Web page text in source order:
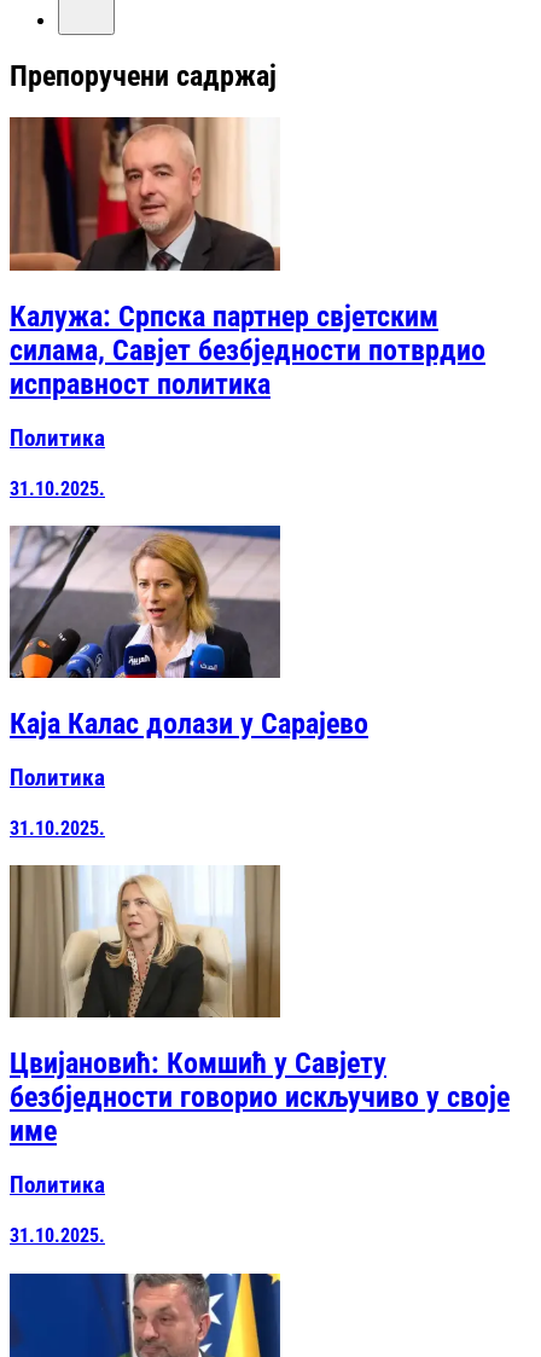
Препоручени садржај
Калужа: Српска партнер свјетским
силама, Савјет безбједности потврдио
исправност политика
Политика
31.10.2025.
Каја Калас долази у Сарајевo
Политика
31.10.2025.
Цвијановић: Комшић у Савјету
безбједности говорио искључиво у своје
име
Политика
31.10.2025.